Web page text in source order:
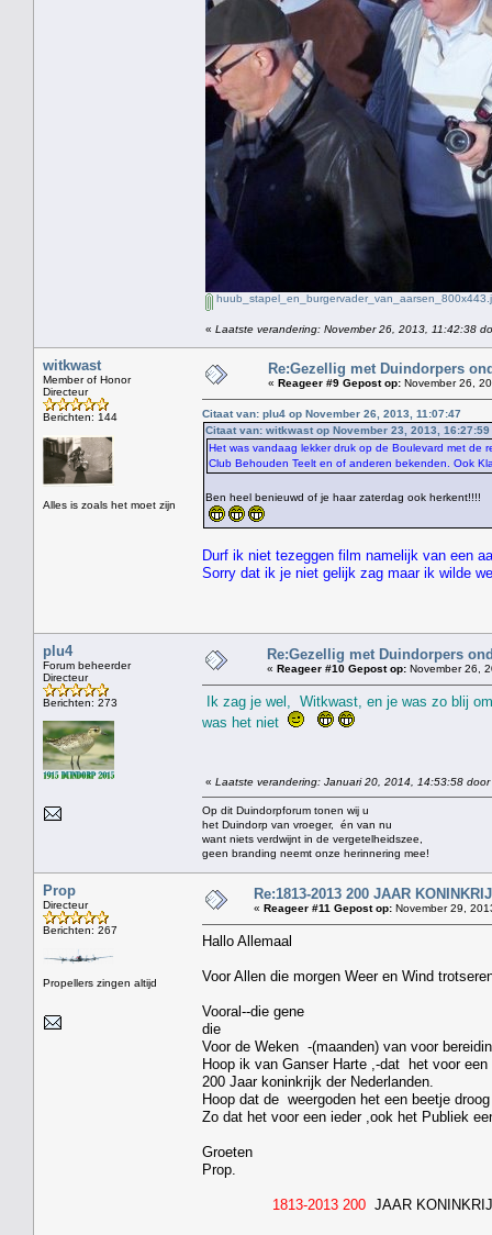
« Laatste verandering: November 26, 2013, 11:42:38
witkwast
Member of Honor
Directeur
Berichten: 144
Alles is zoals het moet zijn
Re:Gezellig met Duindorpers
« Reageer #9 Gepost op: November 26,
Citaat van: plu4 op November 26, 2013, 11:07:47
Citaat van: witkwast op November 23, 2013, 16:27:59
Het was vandaag lekker druk op de Boulevard met de
Club Behouden Teelt en of anderen bekenden. Ook
Ben heel benieuwd of je haar zaterdag ook herkent!!!!
Durf ik niet tezeggen film namelijk van een
Sorry dat ik je niet gelijk zag maar ik wilde
plu4
Forum beheerder
Directeur
Berichten: 273
Re:Gezellig met Duindorpers
« Reageer #10 Gepost op: November 26,
Ik zag je wel, Witkwast, en je was zo blij
was het niet
« Laatste verandering: Januari 20, 2014, 14:53:58 door
Op dit Duindorpforum tonen wij u
het Duindorp van vroeger, én van nu
want niets verdwijnt in de vergetelheidszee,
geen branding neemt onze herinnering mee!
Prop
Directeur
Berichten: 267
Propellers zingen altijd
Re:1813-2013 200 JAAR
« Reageer #11 Gepost op: November 29,
Hallo Allemaal
Voor Allen die morgen Weer en Wind
Vooral--die gene
die
Voor de Weken -(maanden) van voor
Hoop ik van Ganser Harte ,-dat het voor
200 Jaar koninkrijk der Nederlanden.
Hoop dat de weergoden het een beetje
Zo dat het voor een ieder ,ook het Publiek
Groeten
Prop.
1813-2013 200 JAAR